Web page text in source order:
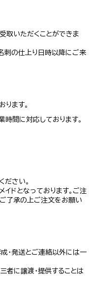
取いただくことができま
刺の仕上り日時以降にご来
ます。
間に対応しております。
ださい。
ドとなっております。ご注
了承の上ご注文をお願い
・発送とご連絡以外には一
者に譲渡・提供することは